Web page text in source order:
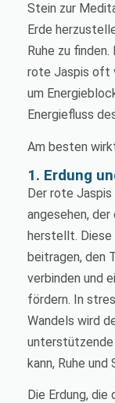
Stein zur
Erde
Ruhe zu
rote Jaspis oft
um
Energiefluss
Am besten
1. Erdung
Der rote Jaspis
angesehen,
herstellt. Diese
beitragen, den
verbinden und
fördern. In
Wandels wird
unterstützende
kann, Ruhe
Die Erdung,